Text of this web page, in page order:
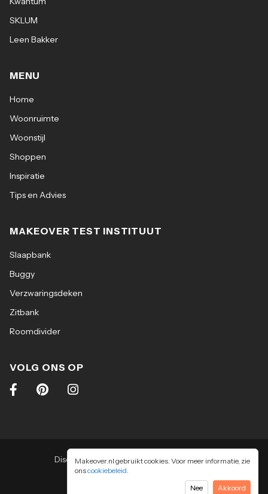
Makeover.nl gebruikt cookies. Voor meer informatie, zie
onscookiebeleid.
Nee
Akkoord
SKLUM
Leen Bakker
MENU
Home
Woonruimte
Woonstijl
Shoppen
Inspiratie
Tips en Advies
MAKEOVER TEST INSTITUUT
Slaapbank
Buggy
Verzwaringsdeken
Zitbank
Roomdivider
VOLG ONS OP
Disclaimer | Algemene voorwaarden |
Privacy & cookiebeleid